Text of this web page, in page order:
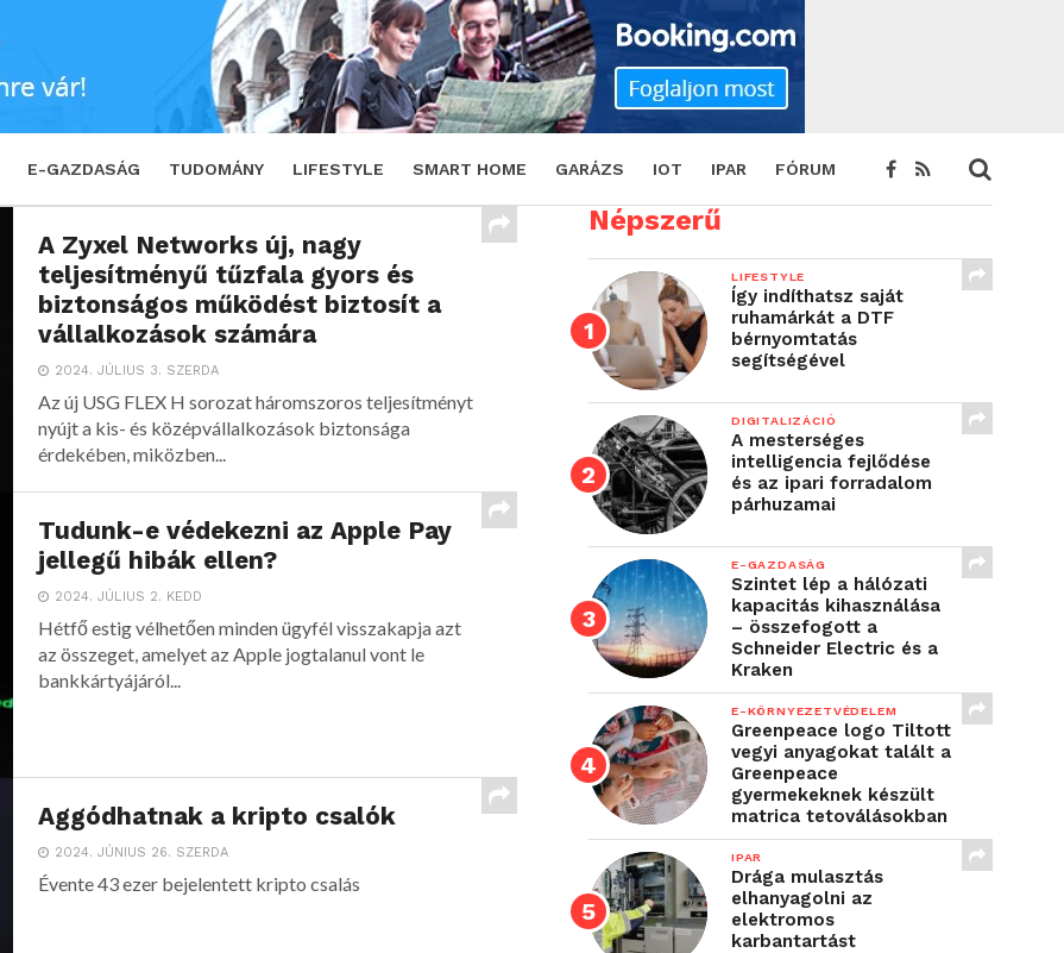
E-GAZDASÁG TUDOMÁNY LIFESTYLE SMART HOME GARÁZS IOT IPAR FÓRUM
A Zyxel Networks új, nagy
teljesítményű tűzfala gyors és
biztonságos működést biztosít a
vállalkozások számára
2024. JÚLIUS 3. SZERDA
Az új USG FLEX H sorozat háromszoros teljesítményt
nyújt a kis- és középvállalkozások biztonsága
érdekében, miközben...
Tudunk-e védekezni az Apple Pay
jellegű hibák ellen?
2024. JÚLIUS 2. KEDD
Hétfő estig vélhetően minden ügyfél visszakapja azt
az összeget, amelyet az Apple jogtalanul vont le
bankkártyájáról...
Aggódhatnak a kripto csalók
2024. JÚNIUS 26. SZERDA
Évente 43 ezer bejelentett kripto csalás
Népszerű
LIFESTYLE
Így indíthatsz saját
ruhamárkát a DTF
bérnyomtatás
segítségével
DIGITALIZÁCIÓ
A mesterséges
intelligencia fejlődése
és az ipari forradalom
párhuzamai
E-GAZDASÁG
Szintet lép a hálózati
kapacitás kihasználása
– összefogott a
Schneider Electric és a
Kraken
E-KÖRNYEZETVÉDELEM
Greenpeace logo Tiltott
vegyi anyagokat talált a
Greenpeace
gyermekeknek készült
matrica tetoválásokban
IPAR
Drága mulasztás
elhanyagolni az
elektromos
karbantartást